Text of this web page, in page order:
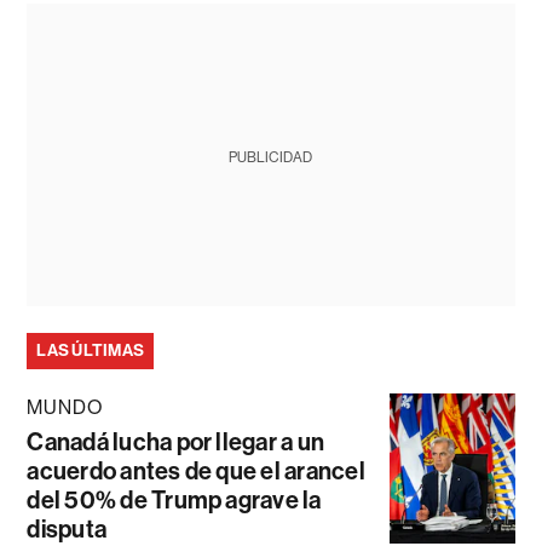
PUBLICIDAD
LAS ÚLTIMAS
MUNDO
Canadá lucha por llegar a un
acuerdo antes de que el arancel
del 50% de Trump agrave la
disputa